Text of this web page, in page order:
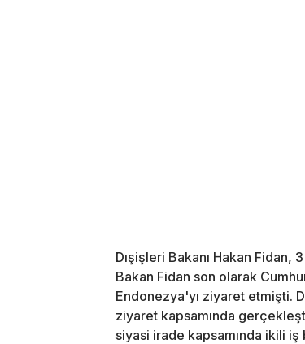
Dışişleri Bakanı Hakan
Bakan Fidan son olarak
Endonezya'yı ziyaret etmişti.
ziyaret kapsamında
siyasi irade kapsamında ikili